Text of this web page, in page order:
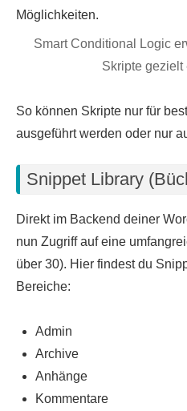
Smart Conditional Logic
Skripte gezielt
So können Skripte nur für
ausgeführt werden oder nur
Snippet Library
Direkt im Backend deiner
nun Zugriff auf eine
über 30). Hier findest du
Bereiche:
Admin
Archive
Anhänge
Kommentare